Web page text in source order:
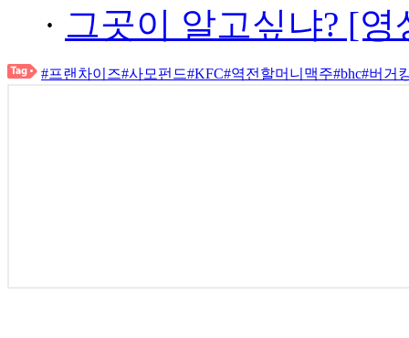
· 그곳이 알고싶냐? [
#프랜차이즈#사모펀드#KFC#역전할머니맥주#bhc#버거